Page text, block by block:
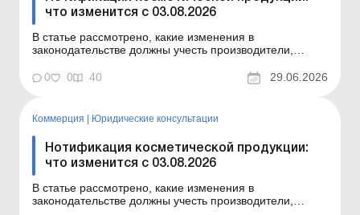
что изменится с 03.08.2026
В статье рассмотрено, какие изменения в
законодательстве должны учесть производители,
именно изменится в этой сфере с 03.08.2026. Баланс
№ 26 от 30 июня 2026 года Для производителей,
03.08.2026 начина...
0 0 40 29.06.2026
Коммерция Юридические консультации
Нотификация косметической продукции:
что изменится с 03.08.2026
В статье рассмотрено, какие изменения в
законодательстве должны учесть производители,